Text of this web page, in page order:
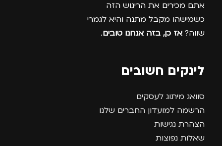
אתם מכירים את הריגוש הזה
כשמישהו מקבל מתנה והיא לגמרי
שווה? אז כן, בזה אנחנו טובים.
לינקים חשובים
סוואג מיתוג לעסקים
הרשמה למועדון החברים שלנו
הצהרת נגישות
שאלות נפוצות